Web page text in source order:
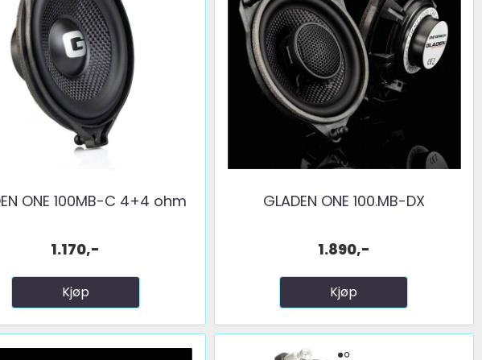
ONE 100MB-C 4+4 ohm
1.170,-
Kjøp
GLADEN ONE 100.MB-DX
1.890,-
Kjøp